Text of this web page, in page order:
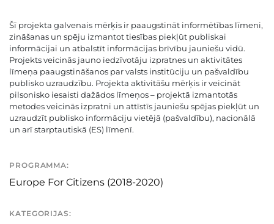
Šī projekta galvenais mērķis ir paaugstināt informētības līmeni,
zināšanas un spēju izmantot tiesības piekļūt publiskai
informācijai un atbalstīt informācijas brīvību jauniešu vidū.
Projekts veicinās jauno iedzīvotāju izpratnes un aktivitātes
līmeņa paaugstināšanos par valsts institūciju un pašvaldību
publisko uzraudzību. Projekta aktivitāšu mērķis ir veicināt
pilsonisko iesaisti dažādos līmeņos – projektā izmantotās
metodes veicinās izpratni un attīstīs jauniešu spējas piekļūt un
uzraudzīt publisko informāciju vietējā (pašvaldību), nacionālā
un arī starptautiskā (ES) līmenī.
PROGRAMMA:
Europe For Citizens (2018-2020)
KATEGORIJAS: